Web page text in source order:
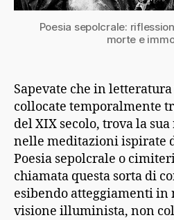
Poesia sepolcrale:
morte e
Sapevate che in
collocate temporalmente
del XIX secolo, trova la sua
nelle meditazioni ispirate
Poesia sepolcrale o
chiamata questa sorta di
esibendo atteggiamenti in
visione illuminista, non